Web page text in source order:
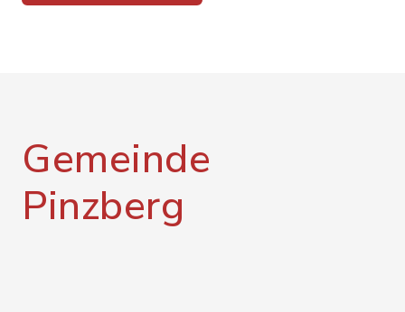
Gemeinde
Pinzberg